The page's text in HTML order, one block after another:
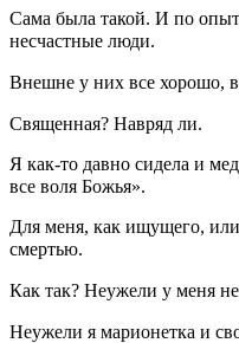
Сама была такой. И по
несчастные люди. ⠀
Внешне у них все хорошо,
Священная? Навряд ли. ⠀
Я как-то давно сидела и
все воля Божья». ⠀
Для меня, как ищущего, или
смертью. ⠀
Как так? Неужели у меня
Неужели я марионетка и